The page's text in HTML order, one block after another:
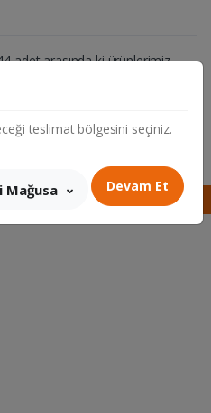
adet arasında ki ürünlerimiz
teslimat bölgesini seçiniz.
Mağusa Devam Et